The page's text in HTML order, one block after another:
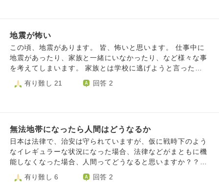
り得ない』と言われますが、それでも恐怖でちょっとした音
でもビクついたり、屋根に穴が空いてるんじゃないか(完全
被害妄想)と思ってしまいます。悪い方に考えてしまうの
が、私の悪い癖(自他共に認めています)なのですがどうしよ
相談させて頂きたいです。宜しくお願い致します。 ※今年は
ここ)。 宝くじジャンボ買ったら高額当選するんじゃね？っ
て言われてますが、当たるもの？ですかね。もちろん買わな
いと当たりませんが😅
に涙がとまらなくなってしまい、家族に背中をさすってもら
わないと落ち着きません。 前の質問にも書きましたが、私
は生まれてから一度も恋人ができたことがなく、今年33歳に
なりますが、まだ実家に住んでおります。 そのため涙が出
訳なくてより涙が出てしまいます。 また、こちらのサイト
しでも荷をおろせないかと投稿させていただきました。 申
し訳ございませんが、どうぞよろしくお願いいたします。
地震が怖い
この頃、地震があります。 皆、怖いと思います。 仕事中に
地震があったり、家族と一緒にいなかったり、など様々な事
を考えてしまいます。 家族とは学校に逃げようと言った
り、食料品などは買ってありますが、心配です。 2週間後に
は旅行も控えています。 元々、心配症や考え過ぎてしまう
有り難し 21 回答 2
無法地帯になったら人間はどうなるか
日本は法律で、治安は守られていますが、仮に戦時下のよう
なイレギュラーな状況になった場合、法律などがまともに機
能しなくなった場合、人間ってどうなると思いますか？？？
沢山の人間から恨みを買っているが、法律やコネで守られて
いるような人たち。彼らは真っ先に、ぶっ○されるような気
有り難し 6 回答 2